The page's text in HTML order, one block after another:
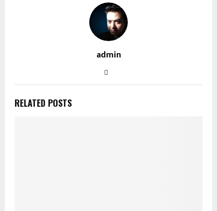
admin
RELATED POSTS